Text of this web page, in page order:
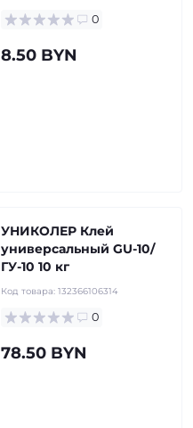
0
8.50 BYN
УНИКОЛЕР Клей
универсальный GU-10/
ГУ-10 10 кг
Код товара: 132366106314
0
78.50 BYN